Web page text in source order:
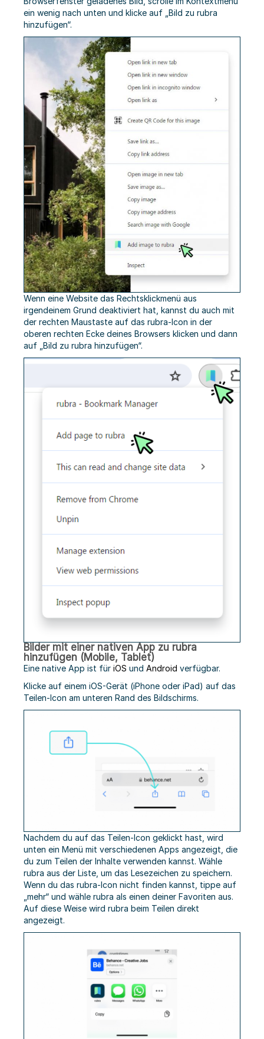
ein wenig nach unten und klicke auf „Bild zu rubra
hinzufügen“.
Wenn eine Website das Rechtsklickmenü aus
irgendeinem Grund deaktiviert hat, kannst du auch mit
der rechten Maustaste auf das rubra-Icon in der
oberen rechten Ecke deines Browsers klicken und dann
auf „Bild zu rubra hinzufügen“.
Bilder mit einer nativen App zu rubra
hinzufügen (Mobile, Tablet)
Eine native App ist für iOS und Android verfügbar.
Klicke auf einem iOS-Gerät (iPhone oder iPad) auf das
Teilen-Icon am unteren Rand des Bildschirms.
Nachdem du auf das Teilen-Icon geklickt hast, wird
unten ein Menü mit verschiedenen Apps angezeigt, die
du zum Teilen der Inhalte verwenden kannst. Wähle
rubra aus der Liste, um das Lesezeichen zu speichern.
Wenn du das rubra-Icon nicht finden kannst, tippe auf
„mehr“ und wähle rubra als einen deiner Favoriten aus.
Auf diese Weise wird rubra beim Teilen direkt
angezeigt.